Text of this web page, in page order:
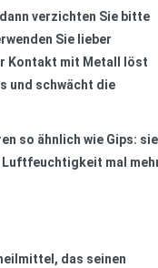
verzichten Sie bitte
Sie lieber
Kontakt mit Metall löst
und schwächt die
so ähnlich wie Gips: sie
mal
das seinen